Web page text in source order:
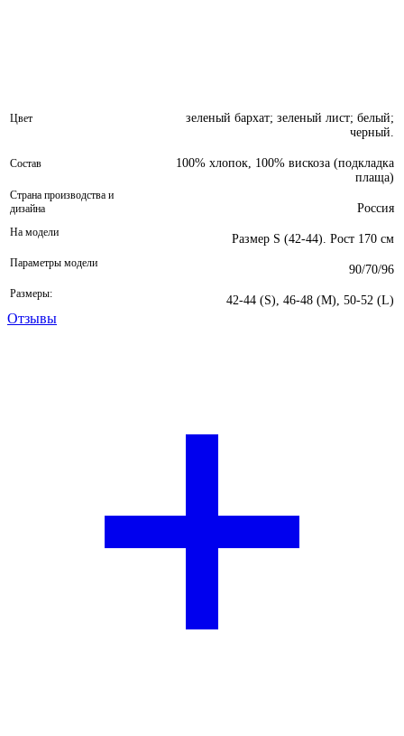
Цвет
зеленый бархат; зеленый лист; белый;
черный.
Состав
100% хлопок, 100% вискоза (подкладка
плаща)
Страна производства и
дизайна
Россия
На модели Размер S (42-44). Рост 170 см
Параметры модели 90/70/96
Размеры: 42-44 (S), 46-48 (M), 50-52 (L)
Отзывы